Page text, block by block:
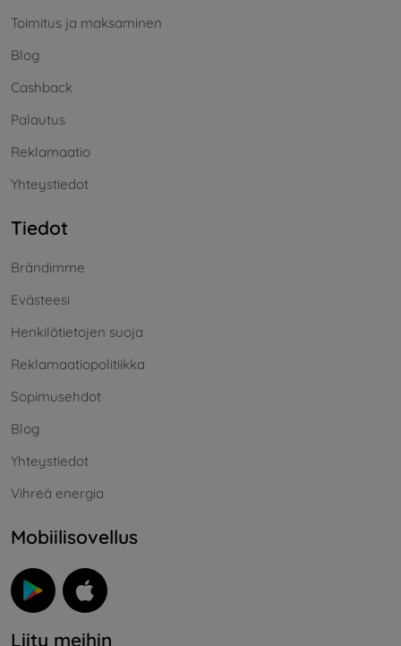
Toimitus ja maksaminen
Blog
Cashback
Palautus
Reklamaatio
Yhteystiedot
Tiedot
Brändimme
Evästeesi
Henkilötietojen suoja
Reklamaatiopolitiikka
Sopimusehdot
Blog
Yhteystiedot
Vihreä energia
Mobiilisovellus
Liity meihin